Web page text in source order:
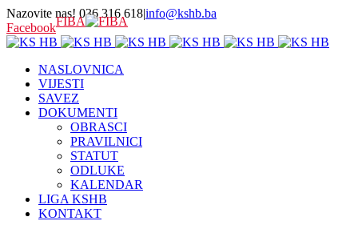
Nazovite nas! 036 316 618|info@kshb.ba
FacebookFIBA
NASLOVNICA
VIJESTI
SAVEZ
DOKUMENTI
OBRASCI
PRAVILNICI
STATUT
ODLUKE
KALENDAR
LIGA KSHB
KONTAKT